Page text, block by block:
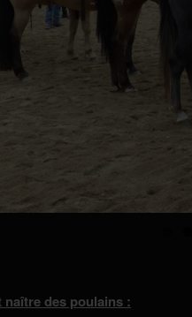
naître des poulains :